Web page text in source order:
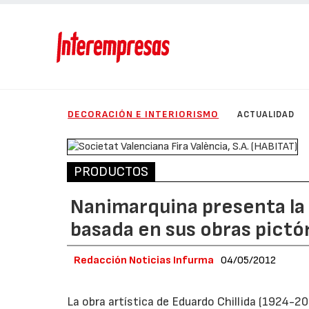
DECORACIÓN E INTERIORISMO ACTUALIDAD
PRODUCTOS
Nanimarquina presenta
basada en sus obras
Redacción Noticias Infurma 04/05/2012
La obra artística de Eduardo Chillida (1924-